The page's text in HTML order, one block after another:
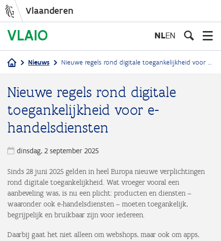
inhoud
Vlaanderen
NLEN
Nieuws Nieuwe regels rond digitale toegankelijkheid voor e-handelsdiensten
Nieuwe regels rond digitale
toegankelijkheid voor e-
handelsdiensten
dinsdag, 2 september 2025
Sinds 28 juni 2025 gelden in heel Europa nieuwe verplichtingen
rond digitale toegankelijkheid. Wat vroeger vooral een
aanbeveling was, is nu een plicht: producten en diensten –
waaronder ook e-handelsdiensten – moeten toegankelijk,
begrijpelijk en bruikbaar zijn voor iedereen.
Daarbij gaat het niet alleen om webshops, maar ook om apps,